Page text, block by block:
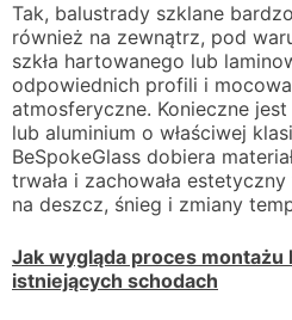
Tak, balustrady szklane
również na zewnątrz, pod
szkła hartowanego lub
odpowiednich profili i
atmosferyczne. Konieczne
lub aluminium o właściwej
BeSpokeGlass dobiera
trwała i zachowała
na deszcz, śnieg i zmiany
Jak wygląda proces montażu
istniejących schodach